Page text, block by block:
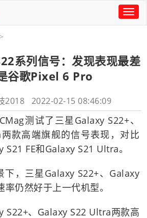
Toggle
>
系列信号：发现表现最差
谷歌Pixel 6 Pro
2018 2022-02-15 08:46:09
测试了三星Galaxy S22+、
款高端旗舰的信号表现，对比
S21 FE和Galaxy S21 Ultra。
下，三星Galaxy S22+、Galaxy
仍然好于上一代机型。
S22+、Galaxy S22 Ultra两款高